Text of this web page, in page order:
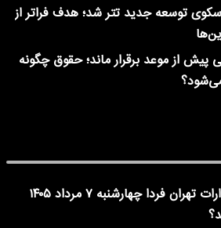
توسعه جدید تتر شد؛ هدف فراتر از
پیش از موعد برقرار ماند؛ حقوق چگونه
فوری | ادارات تهران فردا چهارشنبه ۷ مرداد ۱۴۰۵